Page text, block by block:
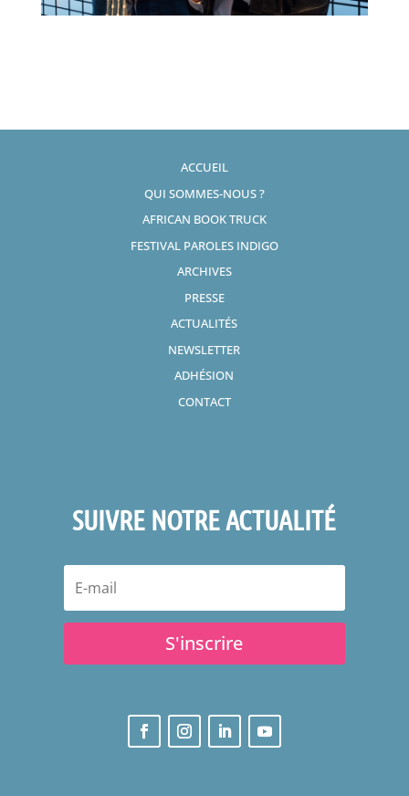
ACCUEIL
QUI SOMMES-NOUS ?
AFRICAN BOOK TRUCK
FESTIVAL PAROLES INDIGO
ARCHIVES
PRESSE
ACTUALITÉS
NEWSLETTER
ADHÉSION
CONTACT
SUIVRE NOTRE ACTUALITÉ
S'inscrire